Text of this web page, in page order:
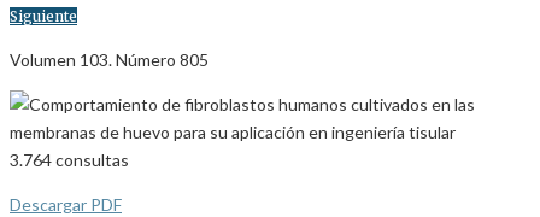
Siguiente
Volumen 103. Número 805
3.764consultas
Descargar PDF